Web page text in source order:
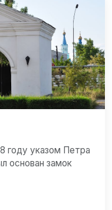
году указом Петра
основан замок